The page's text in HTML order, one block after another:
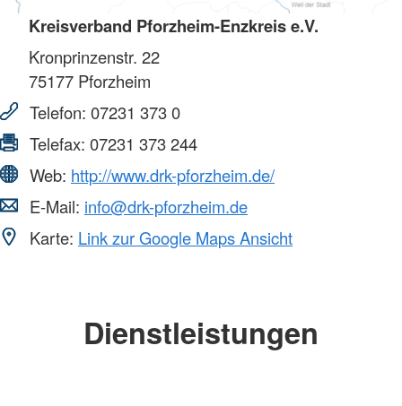
Kreisverband Pforzheim-Enzkreis e.V.
Kronprinzenstr. 22
75177 Pforzheim
Telefon: 07231 373 0
Telefax: 07231 373 244
Web: http://www.drk-pforzheim.de/
E-Mail: info@drk-pforzheim.de
Karte: Link zur Google Maps Ansicht
Dienstleistungen